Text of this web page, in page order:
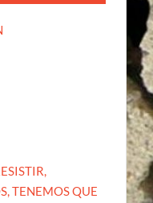
TENEMOS QUE